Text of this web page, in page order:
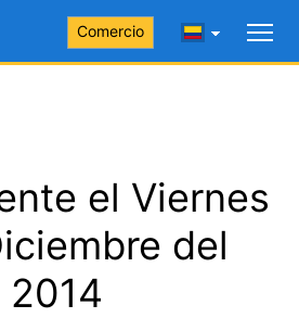
Comercio
el Viernes
del
2014